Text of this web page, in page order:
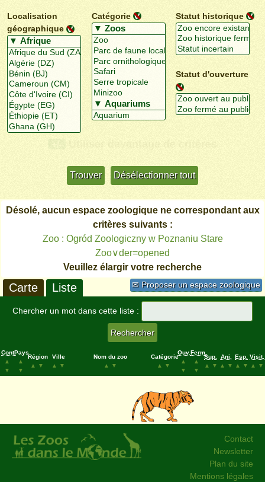
Localisation
géographique
Catégorie Statut historique
Statut d'ouverture
Désolé, aucun espace zoologique ne correspondant aux
critères suivants :
Zoo : Ogród Zoologiczny w Poznaniu Stare
Zoo∨der=opened
Veuillez élargir votre recherche
✉ Proposer un espace zoologique
Carte Liste
Chercher un mot dans cette liste :
Cont.
▲
▼
Pays
▲
▼
Région
▲
▼
Ville
▲
▼
Nom du zoo
▲
▼
Catégorie
▲
▼
Ouv.
▲
▼
Ferm.
▲
▼
Sup.
▲
▼
Ani.
▲
▼
Esp.
▲
▼
Visit.
▲
▼
Contact
Newsletter
Plan du site
Mentions légales